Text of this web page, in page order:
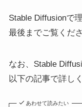
Stable Diffusionで
最後までご覧くださ
なお、Stable
以下の記事で詳し
あわせて読みたい